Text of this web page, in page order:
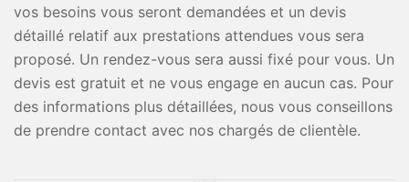
vos besoins vous seront demandées et un devis
détaillé relatif aux prestations attendues vous sera
proposé. Un rendez-vous sera aussi fixé pour vous. Un
devis est gratuit et ne vous engage en aucun cas. Pour
des informations plus détaillées, nous vous conseillons
de prendre contact avec nos chargés de clientèle.